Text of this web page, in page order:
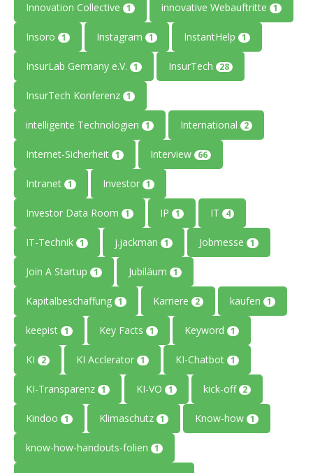
Innovation Collective 1 innovative Webauftritte 1
Insoro 1 Instagram 1 InstantHelp 1
InsurLab Germany e.V. 1 InsurTech 28
InsurTech Konferenz 1
intelligente Technologien 1 International 2
Internet-Sicherheit 1 Interview 66
Intranet 1 Investor 1
Investor Data Room 1 IP 1 IT 4
IT-Technik 1 j.jackman 1 Jobmesse 1
Join A Startup 1 Jubiläum 1
Kapitalbeschaffung 1 Karriere 2 kaufen 1
keepist 1 Key Facts 1 Keyword 1
KI 2 KI Acclerator 1 KI-Chatbot 1
KI-Transparenz 1 KI-VO 1 kick-off 2
Kindoo 1 Klimaschutz 1 Know-how 1
know-how-handouts-folien 1